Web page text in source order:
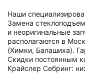
Наши
Замена
и неоригинальные
располагаются в
(Химки, Балашиха).
Скидки постоянным
Крайслер Себринг: